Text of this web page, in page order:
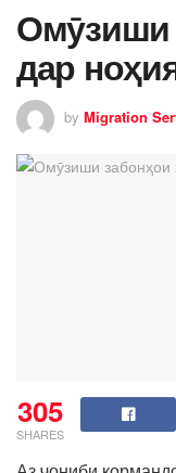
Омӯзиши
дар
by Migration
305
SHARES